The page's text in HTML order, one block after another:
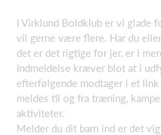
I Virklund Boldklub er vi glade
vil gerne være flere. Har du
det er det rigtige for jer, er i
Indmeldelse kræver blot at i
efterfølgende modtager i et
meldes til og fra træning,
aktiviteter.
Melder du dit barn ind er det